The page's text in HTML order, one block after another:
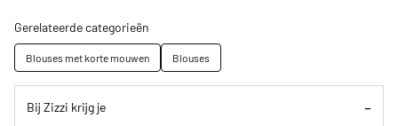
Gerelateerde categorieën
Blouses met korte mouwen Blouses
Bij Zizzi krijg je